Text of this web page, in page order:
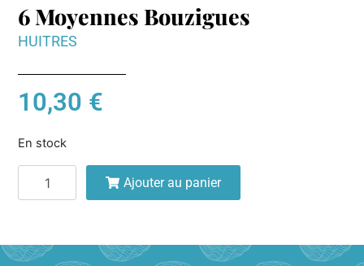
6 Moyennes Bouzigues
HUITRES
10,30 €
En stock
Ajouter au panier